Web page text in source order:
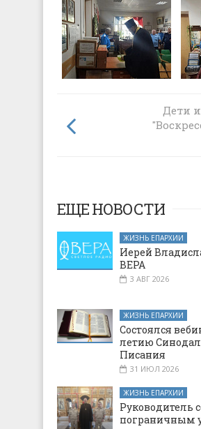
Открытие
Архангела
Дети
ЕЩЕ НОВОСТИ
ЖИЗНЬ ЕПАРХИИ
Иерей
ВЕРА
3 АВГ 2026
ЖИЗНЬ ЕПАРХИИ
Состоялся
летию
Писания
31 ИЮЛ 2026
ЖИЗНЬ ЕПАРХИИ
Руководитель
пограничным